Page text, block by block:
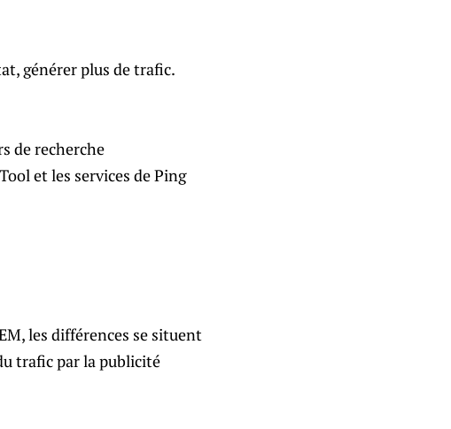
générer plus de trafic.
de recherche
et les services de Ping
les différences se situent
trafic par la publicité